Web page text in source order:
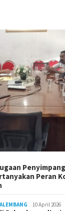
Peran
10 April 2026